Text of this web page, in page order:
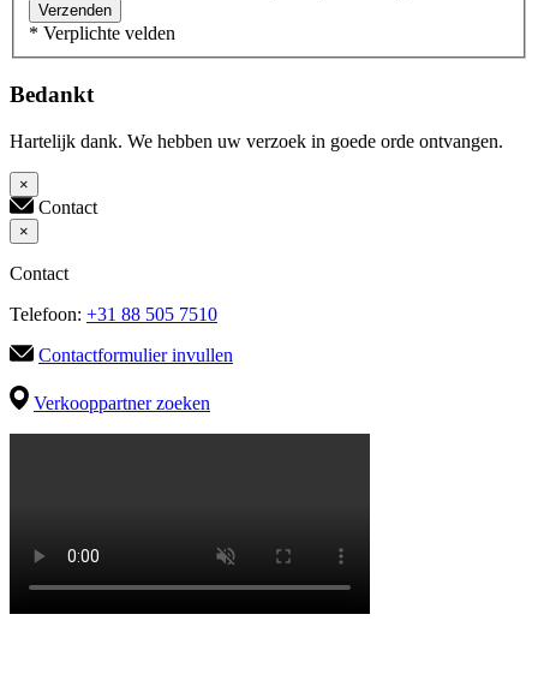
Verzenden
* Verplichte velden
Bedankt
Hartelijk dank. We hebben uw verzoek in goede orde ontvangen.
×
Contact
×
Contact
Telefoon: +31 88 505 7510
Contactformulier invullen
Verkooppartner zoeken